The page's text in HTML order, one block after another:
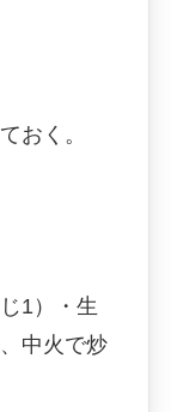
おく。
1）・生
中火で炒